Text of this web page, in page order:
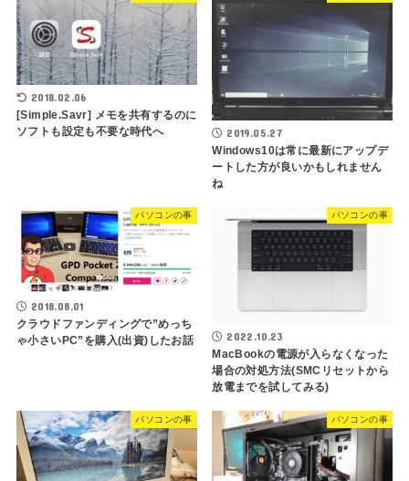
2018.02.06
[Simple.Savr] メモを共有するのに
ソフトも設定も不要な時代へ
2019.05.27
Windows10は常に最新にアップデ
ートした方が良いかもしれません
ね
パソコンの事
2018.08.01
クラウドファンディングで”めっち
ゃ小さいPC”を購入(出資)したお話
パソコンの事
2022.10.23
MacBookの電源が入らなくなった
場合の対処方法(SMCリセットから
放電までを試してみる)
パソコンの事 パソコンの事